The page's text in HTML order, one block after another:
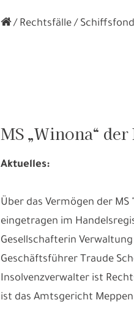
Rechtsfälle
MS „Winona“
Aktuelles:
Über das Vermögen der MS
eingetragen im
Gesellschafterin
Geschäftsführer Traude
Insolvenzverwalter ist
ist das Amtsgericht